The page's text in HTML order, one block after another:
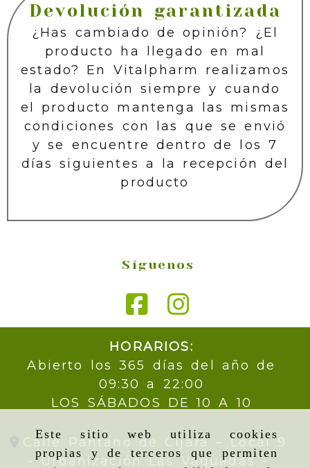
Este sitio web utiliza cookies
propias y de terceros que permiten
Devolución garantizada
¿Has cambiado de opinión? ¿El
producto ha llegado en mal
estado? En Vitalpharm realizamos
la devolución siempre y cuando
el producto mantenga las mismas
condiciones con las que se envió
y se encuentre dentro de los 7
días siguientes a la recepción del
producto
Síguenos
HORARIOS:
Abierto los 365 días del año de
09:30 a 22:00
LOS SÁBADOS DE 10 A 10
Calle Pantano de Cijara – Local 9
- Urbanización Las Vaguadas -